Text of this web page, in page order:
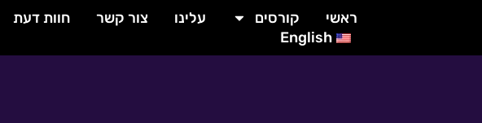
ראשי קורסים עלינו צור קשר חוות דעת
English